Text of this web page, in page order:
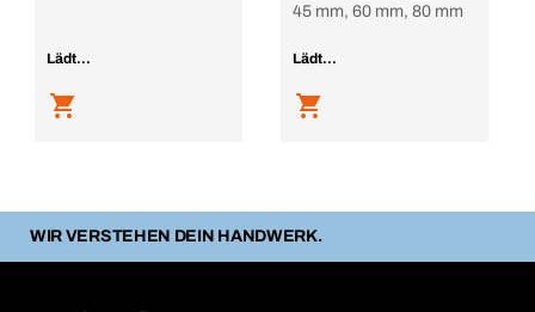
Lädt...
45 mm, 60 mm, 80 mm
Lädt...
WIR VERSTEHEN DEIN HANDWERK.